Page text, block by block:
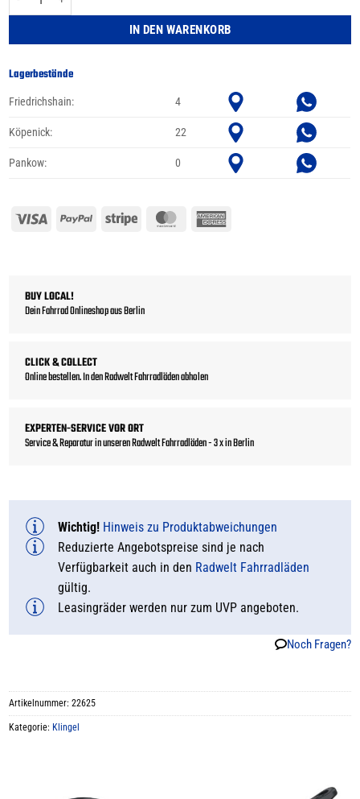
IN DEN WARENKORB
Lagerbestände
Friedrichshain: 4
Köpenick: 22
Pankow: 0
Visa PayPal Stripe MasterCard
BUY LOCAL!
Dein Fahrrad Onlineshop aus Berlin
CLICK & COLLECT
Online bestellen. In den Radwelt Fahrradläden abholen
EXPERTEN-SERVICE VOR ORT
Service & Reparatur in unseren Radwelt Fahrradläden - 3 x in Berlin
Wichtig! Hinweis zu Produktabweichungen
Reduzierte Angebotspreise sind je nach
Verfügbarkeit auch in den Radwelt Fahrradläden
gültig.
Leasingräder werden nur zum UVP angeboten.
Noch Fragen?
Artikelnummer:22625
Kategorie: Klingel